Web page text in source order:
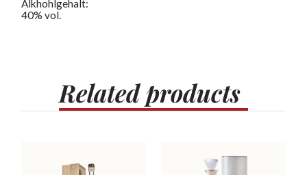
Alkhohlgehalt:
40% vol.
Relatedproducts